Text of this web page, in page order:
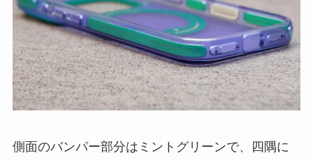
側面のバンパー部分はミントグリーンで、四隅に